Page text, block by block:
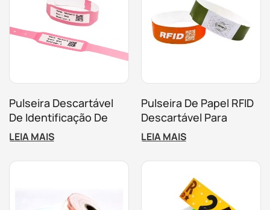
Pulseira Descartável
De Identificação De
Pacientes Com RFID
Para Uso Hospitalar,
Visando Uma Gestão
LEIA MAIS
Pulseira De Papel RFID
Descartável Para
Controle De Acesso
Em Parques De
Diversões
LEIA MAIS